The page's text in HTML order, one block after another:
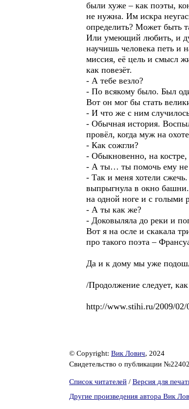
были хуже – как поэты,
не нужна. Им искра
определить? Может быть
Или умеющий любить, и
научишь человека петь и
миссия, её цель и смысл
как повезёт.
- А тебе везло?
- По всякому было. Был
Вот он мог бы стать
- И что же с ним
- Обычная история.
провёл, когда муж на
- Как сожгли?
- Обыкновенно, на
- А ты… ты помочь ему не
- Так и меня хотели
выпрыгнула в окно
на одной ноге и с голыми
- А ты как же?
- Доковыляла до реки и
Вот я на осле и скакала
про такого поэта –
Да и к дому мы уже
/Продолжение следует,
http://www.stihi.ru/2009/02/
© Copyright: Вик Лович, 2024
Свидетельство о публикации
Список читателей / Версия для
Другие произведения автора Вик